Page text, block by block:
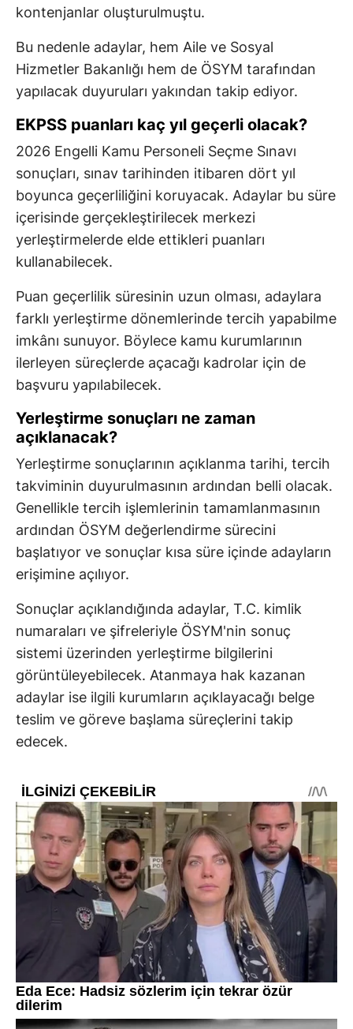
kontenjanlar oluşturulmuştu.
Bu nedenle adaylar, hem Aile ve Sosyal
Hizmetler Bakanlığı hem de ÖSYM tarafından
yapılacak duyuruları yakından takip ediyor.
EKPSS puanları kaç yıl geçerli olacak?
2026 Engelli Kamu Personeli Seçme Sınavı
sonuçları, sınav tarihinden itibaren dört yıl
boyunca geçerliliğini koruyacak. Adaylar bu süre
içerisinde gerçekleştirilecek merkezi
yerleştirmelerde elde ettikleri puanları
kullanabilecek.
Puan geçerlilik süresinin uzun olması, adaylara
farklı yerleştirme dönemlerinde tercih yapabilme
imkânı sunuyor. Böylece kamu kurumlarının
ilerleyen süreçlerde açacağı kadrolar için de
başvuru yapılabilecek.
Yerleştirme sonuçları ne zaman
açıklanacak?
Yerleştirme sonuçlarının açıklanma tarihi, tercih
takviminin duyurulmasının ardından belli olacak.
Genellikle tercih işlemlerinin tamamlanmasının
ardından ÖSYM değerlendirme sürecini
başlatıyor ve sonuçlar kısa süre içinde adayların
erişimine açılıyor.
Sonuçlar açıklandığında adaylar, T.C. kimlik
numaraları ve şifreleriyle ÖSYM'nin sonuç
sistemi üzerinden yerleştirme bilgilerini
görüntüleyebilecek. Atanmaya hak kazanan
adaylar ise ilgili kurumların açıklayacağı belge
teslim ve göreve başlama süreçlerini takip
edecek.